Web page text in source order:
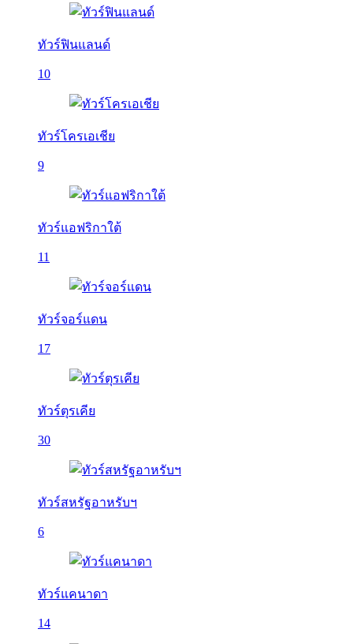
ทัวร์ฟินแลนด์
10
ทัวร์โครเอเชีย
9
ทัวร์แอฟริกาใต้
11
ทัวร์จอร์แดน
17
ทัวร์ตุรเคีย
30
ทัวร์สหรัฐอาหรับฯ
6
ทัวร์แคนาดา
14